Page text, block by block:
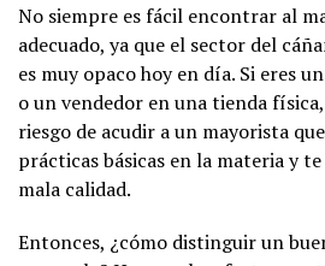
No siempre es fácil encontrar al
adecuado, ya que el sector del
es muy opaco hoy en día. Si eres
o un vendedor en una tienda
riesgo de acudir a un mayorista
prácticas básicas en la materia y
mala calidad.
Entonces, ¿cómo distinguir un